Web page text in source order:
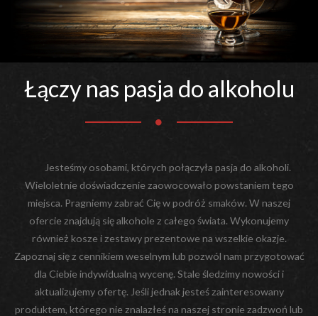
Łączy nas pasja do alkoholu
Jesteśmy osobami, których połączyła pasja do alkoholi.
Wieloletnie doświadczenie zaowocowało powstaniem tego
miejsca. Pragniemy zabrać Cię w podróż smaków. W naszej
ofercie znajdują się alkohole z całego świata. Wykonujemy
również kosze i zestawy prezentowe na wszelkie okazje.
Zapoznaj się z cennikiem weselnym lub pozwól nam przygotować
dla Ciebie indywidualną wycenę. Stale śledzimy nowości i
aktualizujemy ofertę. Jeśli jednak jesteś zainteresowany
produktem, którego nie znalazłeś na naszej stronie zadzwoń lub